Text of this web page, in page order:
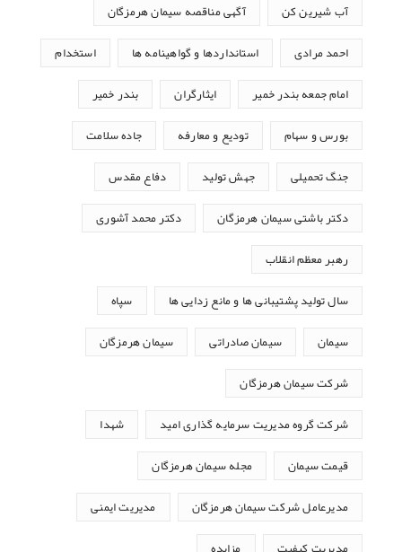
آب شیرین کن آگهی مناقصه سیمان هرمزگان
احمد مرادی استانداردها و گواهینامه ها استخدام
امام جمعه بندر خمیر ایثارگران بندر خمیر
بورس و سهام تودیع و معارفه جاده سلامت
جنگ تحمیلی جهش تولید دفاع مقدس
دکتر باشتی سیمان هرمزگان دکتر محمد آشوری
رهبر معظم انقلاب
سال تولید پشتیبانی ها و مانع زدایی ها سپاه
سیمان سیمان صادراتی سیمان هرمزگان
شرکت سیمان هرمزگان
شرکت گروه مدیریت سرمایه گذاری امید شهدا
قیمت سیمان مجله سیمان هرمزگان
مدیرعامل شرکت سیمان هرمزگان مدیریت ایمنی
مدیریت کیفیت مزایده